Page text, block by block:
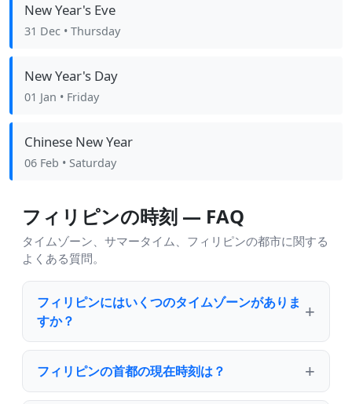
New Year's Eve
31 Dec • Thursday
New Year's Day
01 Jan • Friday
Chinese New Year
06 Feb • Saturday
フィリピンの時刻 — FAQ
タイムゾーン、サマータイム、フィリピンの都市に関する
よくある質問。
フィリピンにはいくつのタイムゾーンがありま
すか？
フィリピンの首都の現在時刻は？